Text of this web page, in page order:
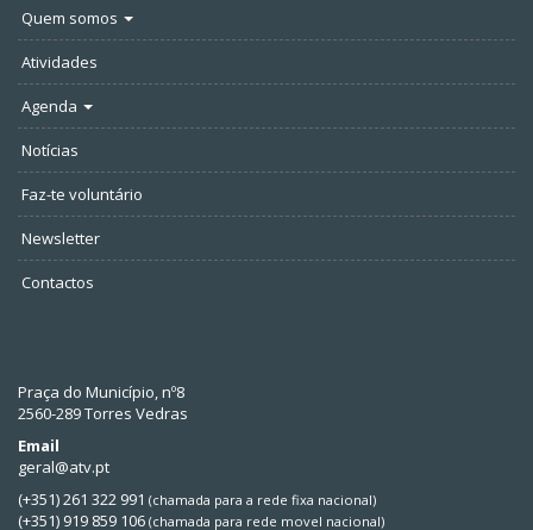
Quem somos
Atividades
Agenda
Notícias
Faz-te voluntário
Newsletter
Contactos
Praça do Município, nº8
2560-289 Torres Vedras
Email
geral@atv.pt
(+351) 261 322 991 (chamada para a rede fixa nacional)
(+351) 919 859 106 (chamada para rede movel nacional)